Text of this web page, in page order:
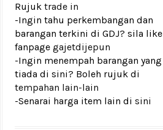
Rujuk trade in
-Ingin tahu perkembangan dan
barangan terkini di GDJ? sila like
fanpage gajetdijepun
-Ingin menempah barangan yang
tiada di sini? Boleh rujuk di
tempahan lain-lain
-Senarai harga item lain di sini